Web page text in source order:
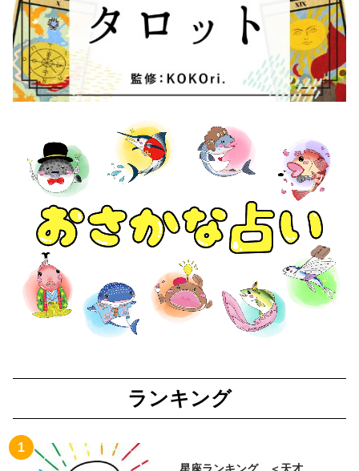
ランキング